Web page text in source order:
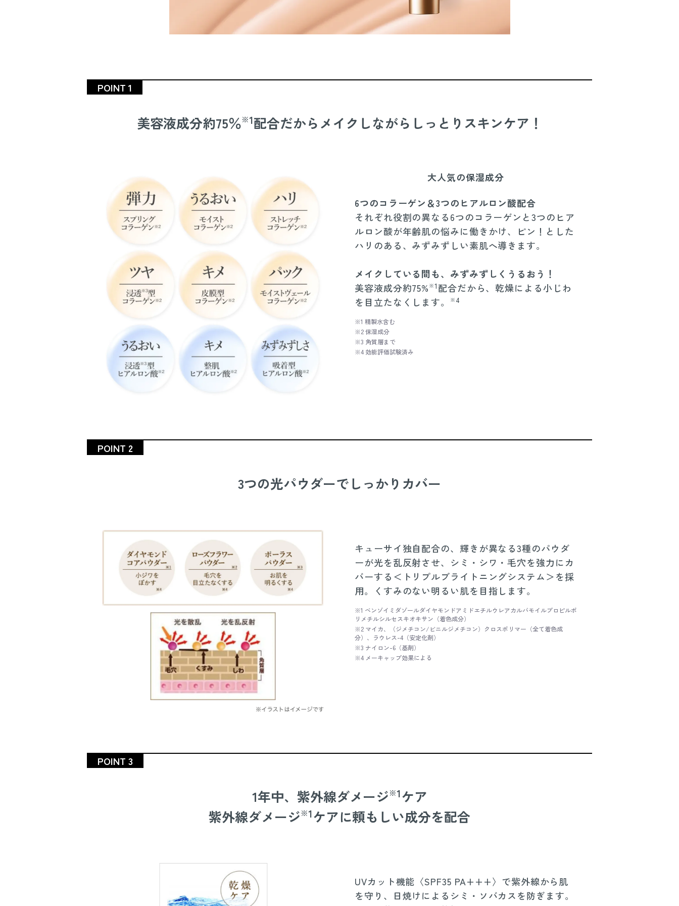
POINT 1
美容液成分約75％※1配合だからメイクしながらしっとりスキンケア！
大人気の保湿成分
6つのコラーゲン＆3つのヒアルロン酸配合
それぞれ役割の異なる6つのコラーゲンと3つのヒア
ルロン酸が年齢肌の悩みに働きかけ、ピン！とした
ハリのある、みずみずしい素肌へ導きます。
メイクしている間も、みずみずしくうるおう！
美容液成分約75% ※1 配合だから、乾燥による小じわ
を目立たなくします。
※ 4
※1 精製水含む
※2 保湿成分
※3 角質層まで
※4 効能評価試験済み
POINT 2
3つの光パウダーでしっかりカバー
キューサイ独自配合の、輝きが異なる3種のパウダ
ーが光を乱反射させ、シミ・シワ・毛穴を強力にカ
バーする＜トリプルブライトニングシステム＞を採
用。くすみのない明るい肌を目指します。
※1 ベンゾイミダゾールダイヤモンドアミドエチルウレアカルバモイルプロピルポ
リメチルシルセスキオキサン（着色成分）
※2 マイカ、（ジメチコン/ビニルジメチコン）クロスポリマー（全て着色成
分）、ラウレス-4（安定化剤）
※3 ナイロン-6（基剤）
※4 メーキャップ効果による
POINT 3
1年中、紫外線ダメージ※1ケア
紫外線ダメージ※1ケアに頼もしい成分を配合
UVカット機能〈SPF35 PA+++〉で紫外線から肌
を守り、日焼けによるシミ・ソバカスを防ぎます。